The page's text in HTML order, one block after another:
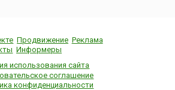
Продвижение Реклама
Информеры
использования сайта
соглашение
конфиденциальности